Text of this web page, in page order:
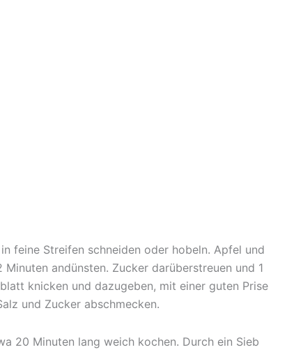
feine Streifen schneiden oder hobeln. Apfel und
andünsten. Zucker darüberstreuen und 1
knicken und dazugeben, mit einer guten Prise
und Zucker abschmecken.
20 Minuten lang weich kochen. Durch ein Sieb